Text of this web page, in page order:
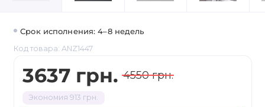
Срок исполнения: 4–8 недель
Код товара: ANZ1447
3637 грн. 4550 грн.
Экономия 913 грн.